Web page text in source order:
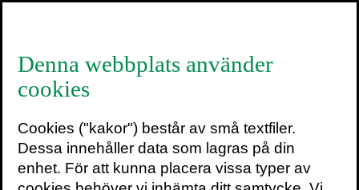
Stig Bengmark
Stig Bengmark (född 1929, död 2023) var
läkare och professor emeritus. Han var
professor i kirurgi 1970-1994 och chef för
Denna webbplats använder
cookies
Cookies ("kakor") består av små textfiler.
Dessa innehåller data som lagras på din
enhet. För att kunna placera vissa typer av